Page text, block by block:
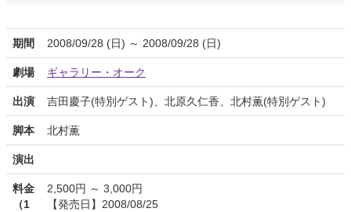
期間 2008/09/28 (日) ～ 2008/09/28 (日)
劇場 ギャラリー・オーク
出演 吉田慶子(特別ゲスト)、北原久仁香、北村薫(特別ゲスト)
脚本 北村薫
演出
料金
（1
2,500円 ～ 3,000円
【発売日】2008/08/25